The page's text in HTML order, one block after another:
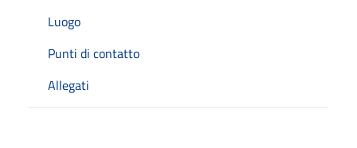
Luogo
Punti di contatto
Allegati